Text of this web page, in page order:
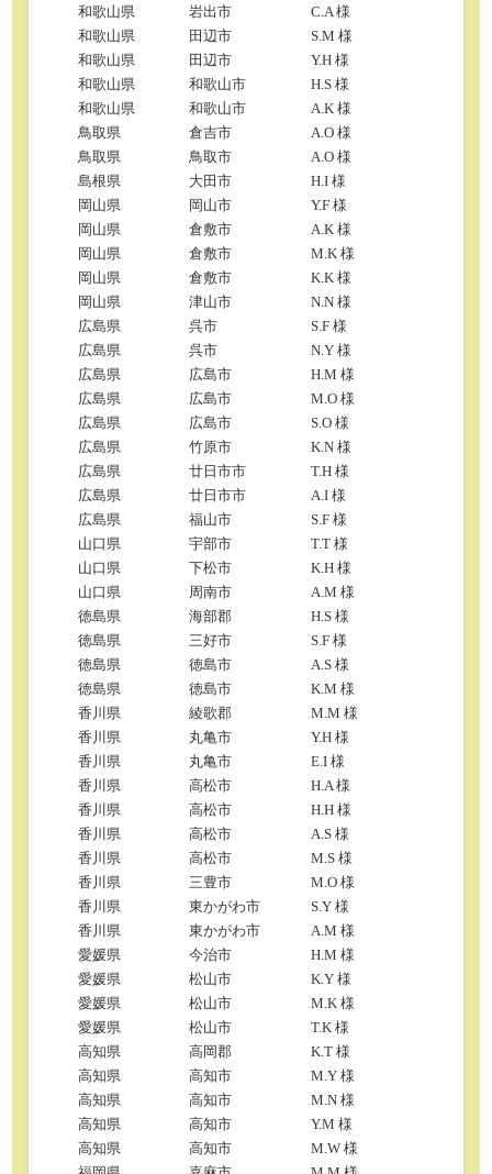
和歌山県 岩出市
C.A 様
和歌山県
田辺市
S.M 様
和歌山県
田辺市
Y.H 様
和歌山県
和歌山市
H.S 様
和歌山県
和歌山市
A.K 様
鳥取県
倉吉市
A.O 様
鳥取県
鳥取市
A.O 様
島根県
大田市
H.I 様
岡山県
岡山市
Y.F 様
岡山県
倉敷市
A.K 様
岡山県
倉敷市
M.K 様
岡山県
倉敷市
K.K 様
岡山県
津山市
N.N 様
広島県
呉市
S.F 様
広島県
呉市
N.Y 様
広島県
広島市
H.M 様
広島県
広島市
M.O 様
広島県
広島市
S.O 様
広島県
竹原市
K.N 様
広島県
廿日市市
T.H 様
広島県
廿日市市
A.I 様
広島県
福山市
S.F 様
山口県
宇部市
T.T 様
山口県
下松市
K.H 様
山口県
周南市
A.M 様
徳島県
海部郡
H.S 様
徳島県
三好市
S.F 様
徳島県
徳島市
A.S 様
徳島県
徳島市
K.M 様
香川県
綾歌郡
M.M 様
香川県
丸亀市
Y.H 様
香川県
丸亀市
E.I 様
香川県
高松市
H.A 様
香川県
高松市
H.H 様
香川県
高松市
A.S 様
香川県
高松市
M.S 様
香川県
三豊市
M.O 様
香川県
東かがわ市
S.Y 様
香川県
東かがわ市
A.M 様
愛媛県
今治市
H.M 様
愛媛県
松山市
K.Y 様
愛媛県
松山市
M.K 様
愛媛県
松山市
T.K 様
高知県
高岡郡
K.T 様
高知県
高知市
M.Y 様
高知県
高知市
M.N 様
高知県
高知市
Y.M 様
高知県
高知市
M.W 様